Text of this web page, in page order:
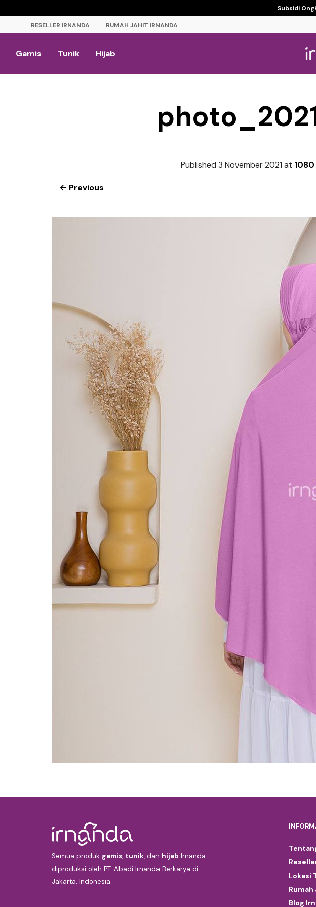
Subsidi
RESELLER IRNANDA RUMAH JAHIT IRNANDA
Gamis Tunik Hijab
Published 3 November 2021 at
← Previous
Semua produk gamis, tunik, dan hijab Irnanda
diproduksi oleh PT. Abadi Irnanda Berkarya di
Jakarta, Indonesia.
Lokasi
Blog